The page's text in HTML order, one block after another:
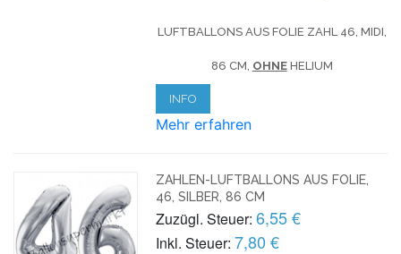
LUFTBALLONS AUS FOLIE ZAHL 46, MIDI,
86 CM, OHNEHELIUM
INFO
Mehr erfahren
ZAHLEN-LUFTBALLONS AUS FOLIE,
46, SILBER, 86 CM
Zuzügl. Steuer: 6,55 €
Inkl. Steuer: 7,80 €